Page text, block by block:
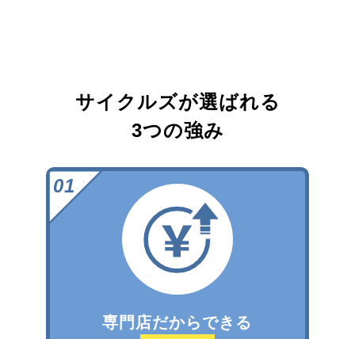
サイクルズが選ばれる
3つの強み
専門店だからできる